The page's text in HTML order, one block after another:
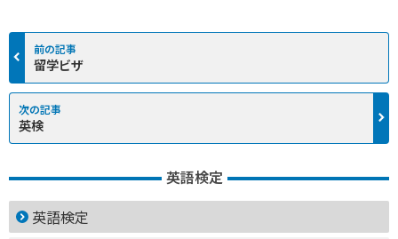
留学ビザ
英検
英語検定
英語検定